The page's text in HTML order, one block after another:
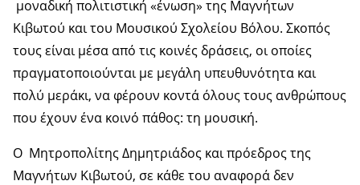
μοναδική πολιτιστική «ένωση» της Μαγνήτων
Κιβωτού και του Μουσικού Σχολείου Βόλου. Σκοπός
τους είναι μέσα από τις κοινές δράσεις, οι οποίες
πραγματοποιούνται με μεγάλη υπευθυνότητα και
πολύ μεράκι, να φέρουν κοντά όλους τους ανθρώπους
που έχουν ένα κοινό πάθος: τη μουσική.
Ο Μητροπολίτης Δημητριάδος και πρόεδρος της
Μαγνήτων Κιβωτού, σε κάθε του αναφορά δεν